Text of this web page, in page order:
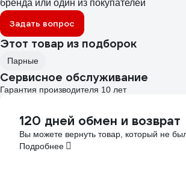
бренда или один из покупателей
Задать вопрос
Этот товар из подборок
Парные
Сервисное обслуживание
Гарантия производителя 10 лет
120 дней обмен и возврат
Вы можете вернуть товар, который не
Подробнее